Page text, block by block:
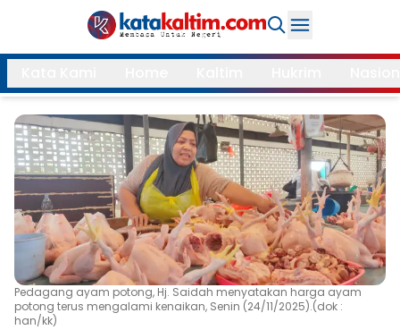
Daerah
Kukar
Samarinda
Bontang
Balikpapan
Kubar
Kutim
PPU
Mahulu
Paser
Berau
More
Search
Pedagang ayam potong, Hj. Saidah menyatakan harga ayam
potong terus mengalami kenaikan, Senin (24/11/2025).(dok :
han/kk)